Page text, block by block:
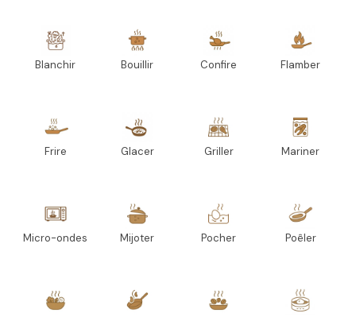
Blanchir Bouillir Confire Flamber
Frire Glacer Griller Mariner
Micro-ondes Mijoter Pocher Poêler